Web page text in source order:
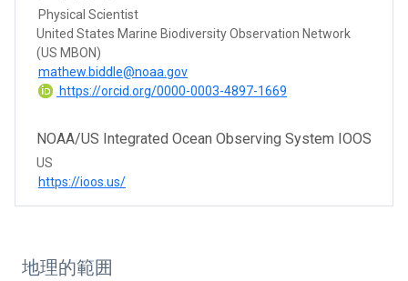
Physical Scientist
United States Marine Biodiversity Observation Network
(US MBON)
mathew.biddle@noaa.gov
https://orcid.org/0000-0003-4897-1669
NOAA/US Integrated Ocean Observing System IOOS
US
https://ioos.us/
地理的範囲